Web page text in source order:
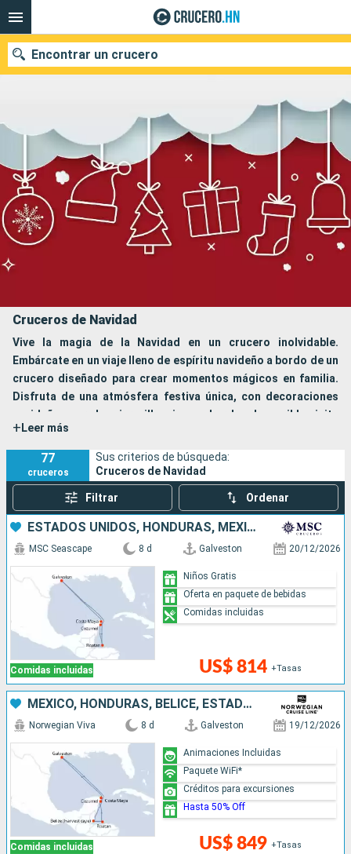
Encontrar un crucero
Nuestros destinos
Fecha de salida
Puertos Compañías
Buscar
Cruceros de Navidad
Vive la magia de la Navidad en un crucero inolvidable.
Embárcate en un viaje lleno de espíritu navideño a bordo de un
crucero diseñado para crear momentos mágicos en familia.
Disfruta de una atmósfera festiva única, con decoraciones
navideñas por doquier, villancicos a bordo y la posible visita
de Papá Noel.
Celebra la Nochebuena con una cena de gala especial, brinda en
una fiesta espectacular y disfruta de actividades para todas las
edades, desde talleres para niños hasta espectáculos
navideños para toda la familia.
No pierdas la oportunidad de vivir una Navidad diferente y
memorable. Reserva tu crucero navideño ahora, ¡plazas
limitadas!
+ Leer más
77
cruceros
Sus criterios de búsqueda:
Cruceros de Navidad
Filtrar Ordenar
ESTADOS UNIDOS, HONDURAS, MÉXICO
Comidas incluidas
MSC Seascape 8 d Galveston 20/12/2026
US$ 814 +Tasas
Niños Gratis
Oferta en paquete de bebidas
Comidas incluidas
MÉXICO, HONDURAS, BELICE, ESTADOS UNIDOS
Comidas incluidas
Norwegian Viva 8 d Galveston 19/12/2026
US$ 849 +Tasas
Animaciones Incluidas
Paquete WiFi*
Créditos para excursiones
Hasta 50% Off